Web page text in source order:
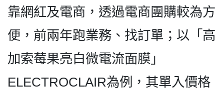
靠網紅及電商，透過電商團購較為方
便，前兩年跑業務、找訂單；以「高
加索莓果亮白微電流面膜」
ELECTROCLAIR為例，其單入價格